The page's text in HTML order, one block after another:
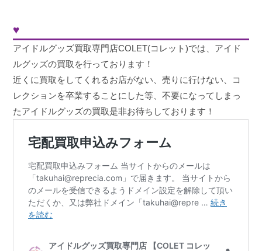
♥
アイドルグッズ買取専門店COLET(コレット)では、アイド
ルグッズの買取を行っております！
近くに買取をしてくれるお店がない、売りに行けない、コ
レクションを卒業することにした等、不要になってしまっ
たアイドルグッズの買取是非お待ちしております！